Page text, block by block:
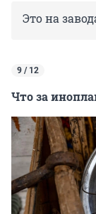
Это на
9 / 12
Что за